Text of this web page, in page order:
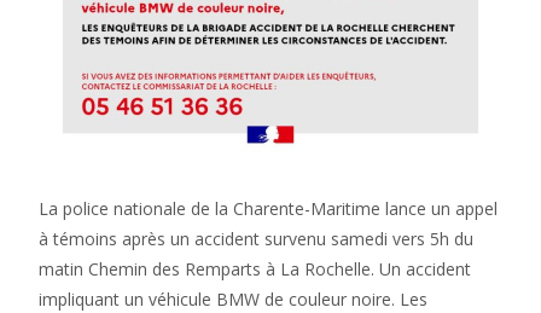
La police nationale de la Charente-Maritime lance un appel
à témoins après un accident survenu samedi vers 5h du
matin Chemin des Remparts à La Rochelle. Un accident
impliquant un véhicule BMW de couleur noire. Les